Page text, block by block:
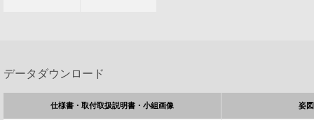
データダウンロード
仕様書・取付取扱説明書・小組画像 姿